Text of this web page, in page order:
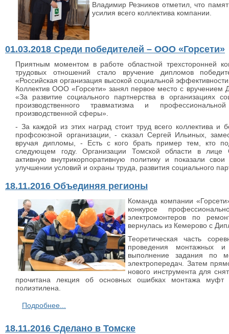
Владимир Резников отметил, что
усилия всего коллектива компании.
01.03.2018 Среди победителей – ООО «Горсети»
Приятным моментом в работе областной трехсторонней
трудовых отношений стало вручение дипломов
«Российская организация высокой социальной
Коллектив ООО «Горсети» занял первое место с вручением
«За развитие социального партнерства в организациях
производственного травматизма и
производственной сферы».
- За каждой из этих наград стоит труд всего коллектива и
профсоюзной организации, - сказал Сергей Ильиных,
вручая дипломы, - Есть с кого брать пример тем, кто
следующем году. Организации Томской области в лице
активную внутрикорпоративную политику и показали
улучшении условий и охраны труда, развития социального
18.11.2016 Объединяя регионы
Команда компании
конкурсе
электромонтеров по
вернулась из Кемерово с
Теоретическая часть
проведения монтажных
выполнение задания по
электропередач. Затем
нового инструмента для
прочитана лекция об основных ошибках монтажа
полиэтилена.
Подробнее...
18.11.2016 Сделано в Томске